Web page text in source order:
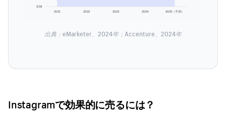
$0B
2021 2022 2023 2024 2025（予測）
出典：eMarketer、2024年；Accenture、2024年
Instagramで効果的に売るには？